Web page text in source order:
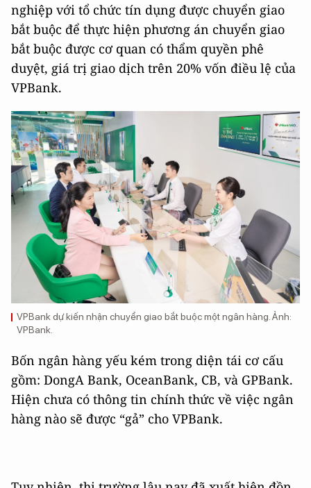
nghiệp với tổ chức tín dụng được chuyển giao
bắt buộc để thực hiện phương án chuyển giao
bắt buộc được cơ quan có thẩm quyền phê
duyệt, giá trị giao dịch trên 20% vốn điều lệ của
VPBank.
VPBank dự kiến nhận chuyển giao bắt buộc một ngân hàng. Ảnh:
VPBank.
Bốn ngân hàng yếu kém trong diện tái cơ cấu
gồm: DongA Bank, OceanBank, CB, và GPBank.
Hiện chưa có thông tin chính thức về việc ngân
hàng nào sẽ được “gả” cho VPBank.